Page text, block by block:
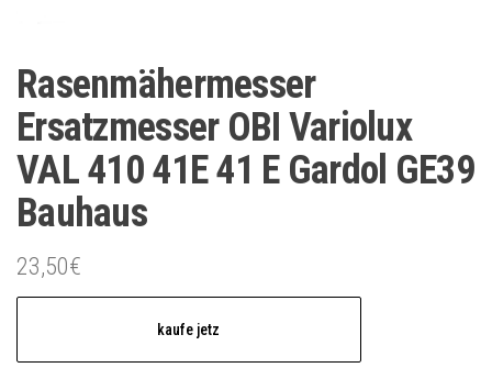
Rasenmähermesser
Ersatzmesser OBI Variolux
VAL 410 41E 41 E Gardol GE39
Bauhaus
23,50€
kaufe jetz